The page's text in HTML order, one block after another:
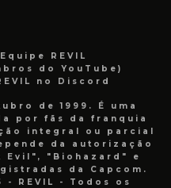
Equipe REVIL
do YouTube)
no Discord
de 1999. É uma
por fãs da franquia
integral ou parcial
da autorização
Evil", "Biohazard" e
da Capcom.
- REVIL - Todos os